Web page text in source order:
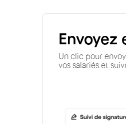
Envoyez
Un clic pour
vos salariés et